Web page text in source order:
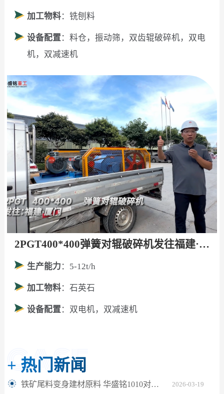
加工物料：铣刨料
设备配置：料仓，振动筛，双齿辊破碎机，双电
机，双减速机
2PGT400*400弹簧对辊破碎机发往福建·厦门！
生产能力 ：5-12t/h
加工物料：石英石
设备配置：双电机，双减速机
+ 热门新闻
2026-03-19
铁矿尾料变身建材原料 华盛铭1010对辊破碎机助力尾料资源化利用